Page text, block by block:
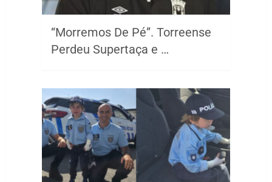
“Morremos De Pé”. Torreense
Perdeu Supertaça e …